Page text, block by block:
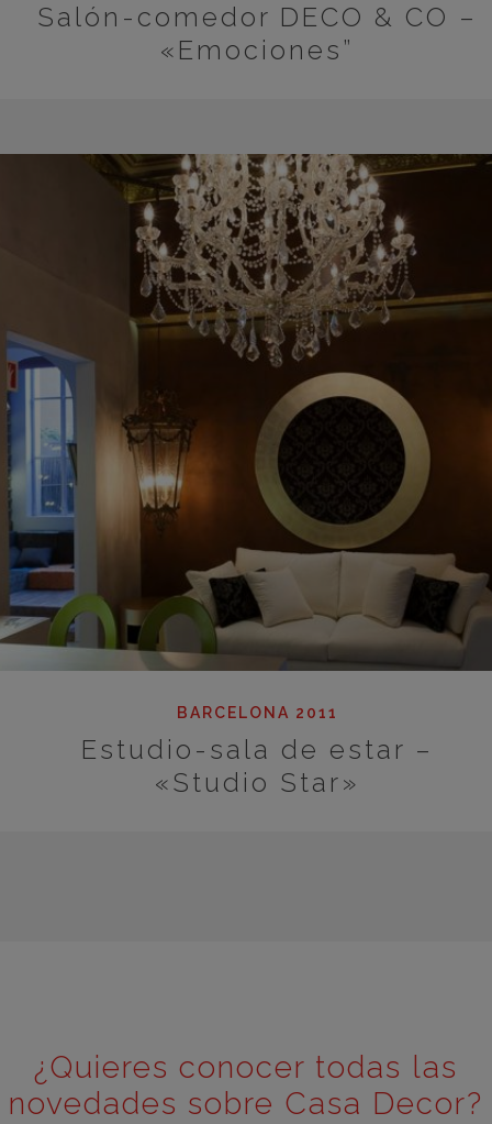
Salón-comedor DECO & CO –
«Emociones”
BARCELONA 2011
Estudio-sala de estar –
«Studio Star»
¿Quieres conocer todas las
novedades sobre Casa Decor?